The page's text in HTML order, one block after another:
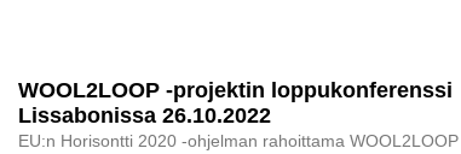
WOOL2LOOP -projektin loppukonferenssi
Lissabonissa 26.10.2022
EU:n Horisontti 2020 -ohjelman rahoittama WOOL2LOOP